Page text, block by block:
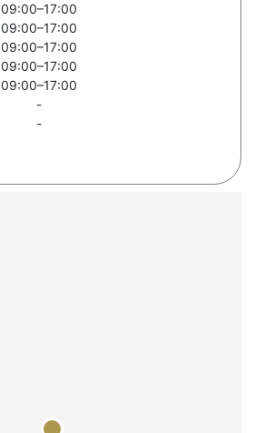
09:00–17:00
09:00–17:00
09:00–17:00
09:00–17:00
09:00–17:00
-
-